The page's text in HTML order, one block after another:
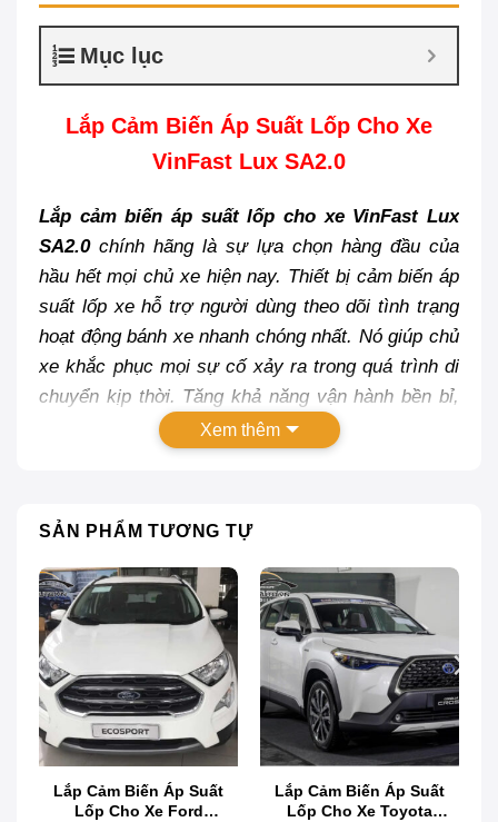
Mục lục
Lắp Cảm Biến Áp Suất Lốp Cho Xe
VinFast Lux SA2.0
Lắp cảm biến áp suất lốp cho xe VinFast Lux
SA2.0chính hãng là sự lựa chọn hàng đầu của
hầu hết mọi chủ xe hiện nay. Thiết bị cảm biến áp
suất lốp xe hỗ trợ người dùng theo dõi tình trạng
hoạt động bánh xe nhanh chóng nhất. Nó giúp chủ
xe khắc phục mọi sự cố xảy ra trong quá trình di
chuyển kịp thời. Tăng khả năng vận hành bền bỉ,
tăng tuổi thọ đáng kể cho xế cưng của bạn, luôn
trong trạng thái hoạt động tốt nhất.
Xem thêm
SẢN PHẨM TƯƠNG TỰ
Lắp Cảm Biến Áp Suất
Lốp Cho Xe Ford
Lắp Cảm Biến Áp Suất
Lốp Cho Xe Toyota